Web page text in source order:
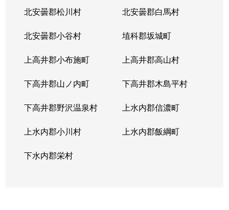
北安曇郡松川村 北安曇郡白馬村
北安曇郡小谷村 埴科郡坂城町
上高井郡小布施町 上高井郡高山村
下高井郡山ノ内町 下高井郡木島平村
下高井郡野沢温泉村 上水内郡信濃町
上水内郡小川村 上水内郡飯綱町
下水内郡栄村